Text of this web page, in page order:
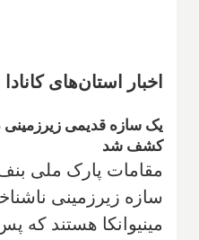
اخبار استان‌های کانادا
یک سازه قدیمی زیرزمینی
کشف شد
مقامات پارک ملی
سازه زیرزمینی
مینیوانکا هستند که